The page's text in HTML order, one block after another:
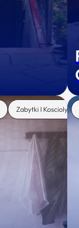
Zabytki I Koscioly